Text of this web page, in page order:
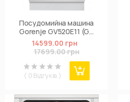
Посудомийна машина
Gorenje GV520E11 (GV
520 E11)
14599.00 грн
17699.00 грн
( 0 Відгуків )